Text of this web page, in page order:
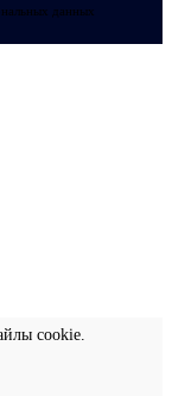
данных
cookie.